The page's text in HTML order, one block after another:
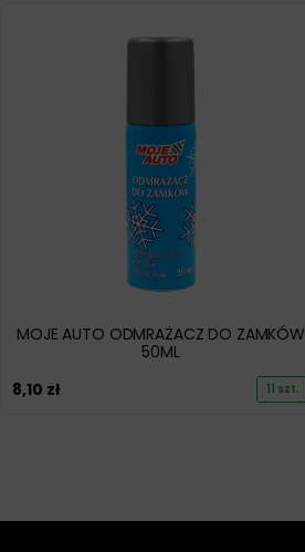
MOJE AUTO ODMRAŻACZ DO ZAMKÓW
50ML
8,10 zł 11 szt.